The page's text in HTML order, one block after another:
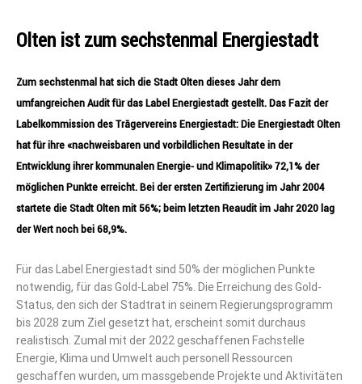
Olten ist zum sechstenmal Energiestadt
Zum sechstenmal hat sich die Stadt Olten dieses Jahr dem
umfangreichen Audit für das Label Energiestadt gestellt. Das Fazit der
Labelkommission des Trägervereins Energiestadt: Die Energiestadt Olten
hat für ihre «nachweisbaren und vorbildlichen Resultate in der
Entwicklung ihrer kommunalen Energie- und Klimapolitik» 72,1% der
möglichen Punkte erreicht. Bei der ersten Zertifizierung im Jahr 2004
startete die Stadt Olten mit 56%; beim letzten Reaudit im Jahr 2020 lag
der Wert noch bei 68,9%.
Für das Label Energiestadt sind 50% der möglichen Punkte
notwendig, für das Gold-Label 75%. Die Erreichung des Gold-
Status, den sich der Stadtrat in seinem Regierungsprogramm
bis 2028 zum Ziel gesetzt hat, erscheint somit durchaus
realistisch. Zumal mit der 2022 geschaffenen Fachstelle
Energie, Klima und Umwelt auch personell Ressourcen
geschaffen wurden, um massgebende Projekte und Aktivitäten